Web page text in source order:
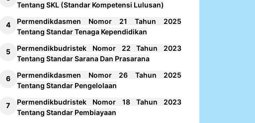
Tentang SKL (Standar Kompetensi Lulusan)
Permendikdasmen Nomor 21 Tahun 2025
Tentang Standar Tenaga Kependidikan
Permendikbudristek Nomor 22 Tahun 2023
Tentang Standar Sarana Dan Prasarana
Permendikdasmen Nomor 26 Tahun 2025
Tentang Standar Pengelolaan
Permendikbudristek Nomor 18 Tahun 2023
Tentang Standar Pembiayaan